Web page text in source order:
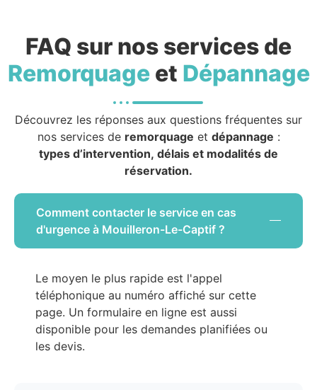
FAQ sur nos services de
Remorquageet Dépannage
Découvrez les réponses aux questions fréquentes sur
nos services de remorquage et dépannage :
types d’intervention, délais et modalités de
réservation.
Comment contacter le service en cas
d'urgence à Mouilleron-Le-Captif ?
Le moyen le plus rapide est l'appel
téléphonique au numéro affiché sur cette
page. Un formulaire en ligne est aussi
disponible pour les demandes planifiées ou
les devis.